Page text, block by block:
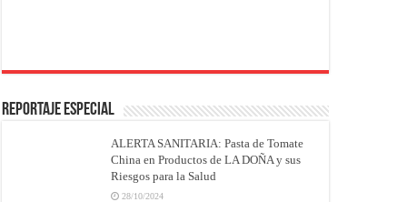
REPORTAJE ESPECIAL
ALERTA SANITARIA: Pasta de Tomate
China en Productos de LA DOÑA y sus
Riesgos para la Salud
28/10/2024